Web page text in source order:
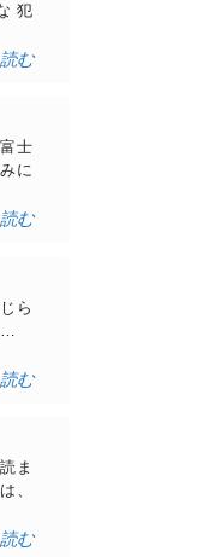
犯
む
士
に
む
ら
日
む
ま
、
む